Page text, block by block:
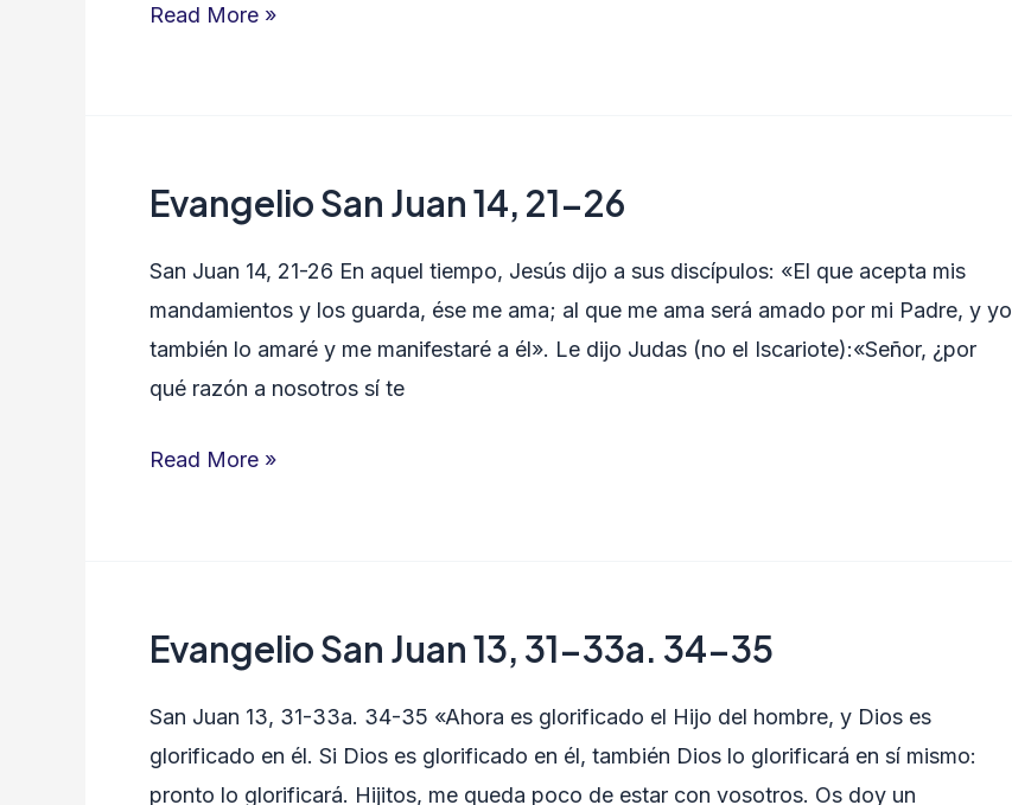
Read More »
Evangelio San Juan 14, 21-26
San Juan 14, 21-26 En aquel tiempo, Jesús dijo a sus discípulos: «El que acepta mis
mandamientos y los guarda, ése me ama; al que me ama será amado por mi Padre, y yo
también lo amaré y me manifestaré a él». Le dijo Judas (no el Iscariote):«Señor, ¿por
qué razón a nosotros sí te
Evangelio
Juan
14,
21-
26
Read More »
Evangelio San Juan 13, 31-33a. 34-35
San Juan 13, 31-33a. 34-35 «Ahora es glorificado el Hijo del hombre, y Dios es
glorificado en él. Si Dios es glorificado en él, también Dios lo glorificará en sí mismo:
pronto lo glorificará. Hijitos, me queda poco de estar con vosotros. Os doy un
Evangelio
Juan
13,